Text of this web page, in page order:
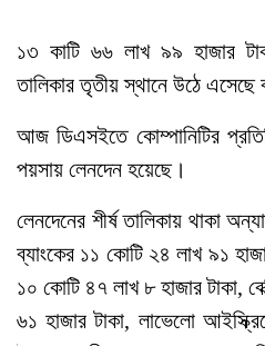
১৩ কাটি ৬৬ লাখ ৯৯ হাজার
তালিকার তৃতীয় স্থানে উঠে এসেছে
আজ ডিএসইতে কোম্পানিটির
পয়সায় লেনদেন হয়েছে।
লেনদেনের শীর্ষ তালিকায় থাকা
ব্যাংকের ১১ কোটি ২৪ লাখ ৯১
১০ কোটি ৪৭ লাখ ৮ হাজার টাকা,
৬১ হাজার টাকা, লাভেলো